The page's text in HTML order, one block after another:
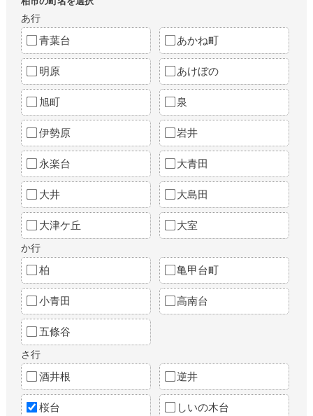
あ行
青葉台 あかね町
明原 あけぼの
旭町 泉
伊勢原 岩井
永楽台 大青田
大井 大島田
大津ケ丘 大室
か行
柏 亀甲台町
小青田 高南台
五條谷
さ行
酒井根 逆井
桜台 しいの木台